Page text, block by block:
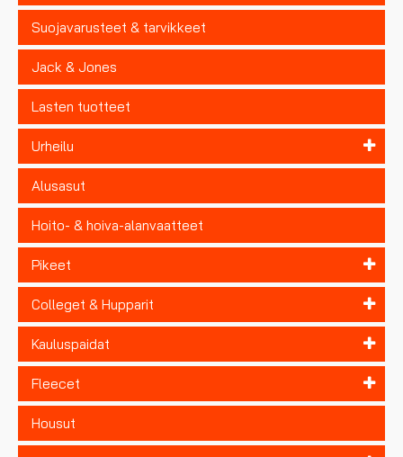
Suojavarusteet & tarvikkeet
Jack & Jones
Lasten tuotteet
Urheilu
Alusasut
Hoito- & hoiva-alanvaatteet
Pikeet
Colleget & Hupparit
Kauluspaidat
Fleecet
Housut